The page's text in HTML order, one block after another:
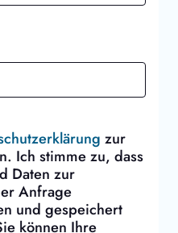
zur
Ich stimme zu, dass
Daten zur
Anfrage
und gespeichert
können Ihre